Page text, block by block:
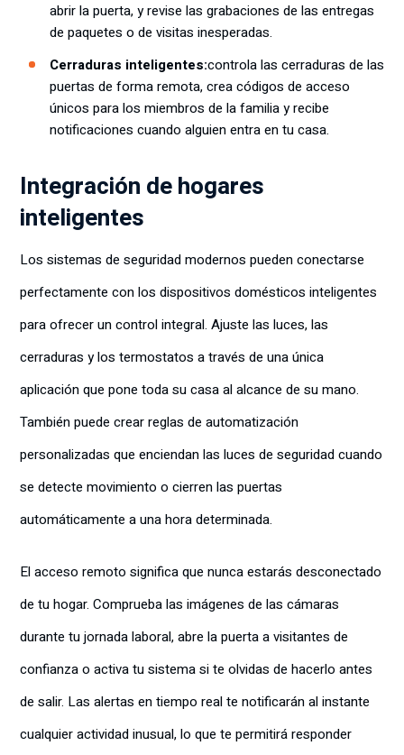
abrir la puerta, y revise las grabaciones de las entregas
de paquetes o de visitas inesperadas.
Cerraduras inteligentes:controla las cerraduras de las
puertas de forma remota, crea códigos de acceso
únicos para los miembros de la familia y recibe
notificaciones cuando alguien entra en tu casa.
Integración de hogares
inteligentes
Los sistemas de seguridad modernos pueden conectarse
perfectamente con los dispositivos domésticos inteligentes
para ofrecer un control integral. Ajuste las luces, las
cerraduras y los termostatos a través de una única
aplicación que pone toda su casa al alcance de su mano.
También puede crear reglas de automatización
personalizadas que enciendan las luces de seguridad cuando
se detecte movimiento o cierren las puertas
automáticamente a una hora determinada.
El acceso remoto significa que nunca estarás desconectado
de tu hogar. Comprueba las imágenes de las cámaras
durante tu jornada laboral, abre la puerta a visitantes de
confianza o activa tu sistema si te olvidas de hacerlo antes
de salir. Las alertas en tiempo real te notificarán al instante
cualquier actividad inusual, lo que te permitirá responder